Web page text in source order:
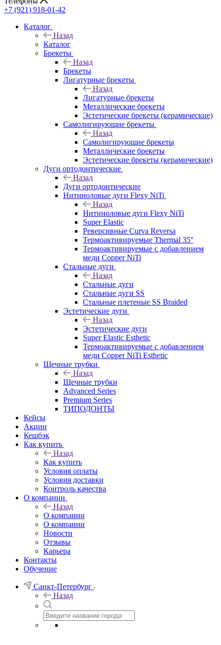
+7 (921) 918-01-42
Каталог
Назад
Каталог
Брекеты
Назад
Брекеты
Лигатурные брекеты
Назад
Лигатурные брекеты
Металлические брекеты
Эстетические брекеты (керамические)
Самолигирующие брекеты
Назад
Самолигирующие брекеты
Металлические брекеты
Эстетические брекеты (керамические)
Дуги ортодонтические
Назад
Дуги ортодонтические
Нитиноловые дуги Flexy NiTi
Назад
Нитиноловые дуги Flexy NiTi
Super Elastic
Реверсивные Curva Reversa
Термоактивируемые Thermal 35°
Термоактивируемые с добавлением
меди Copper NiTi
Стальные дуги
Назад
Стальные дуги
Стальные дуги SS
Стальные плетеные SS Braided
Эстетические дуги
Назад
Эстетические дуги
Super Elastic Esthetic
Термоактивируемые с добавлением
меди Copper NiTi Esthetic
Щечные трубки
Назад
Щечные трубки
Advanced Series
Premium Series
ТИПОДОНТЫ
Кейсы
Акции
Кешбэк
Как купить
Назад
Как купить
Условия оплаты
Условия доставки
Контроль качества
О компании
Назад
О компании
О компании
Новости
Отзывы
Карьера
Контакты
Обучение
Санкт-Петербург
Назад